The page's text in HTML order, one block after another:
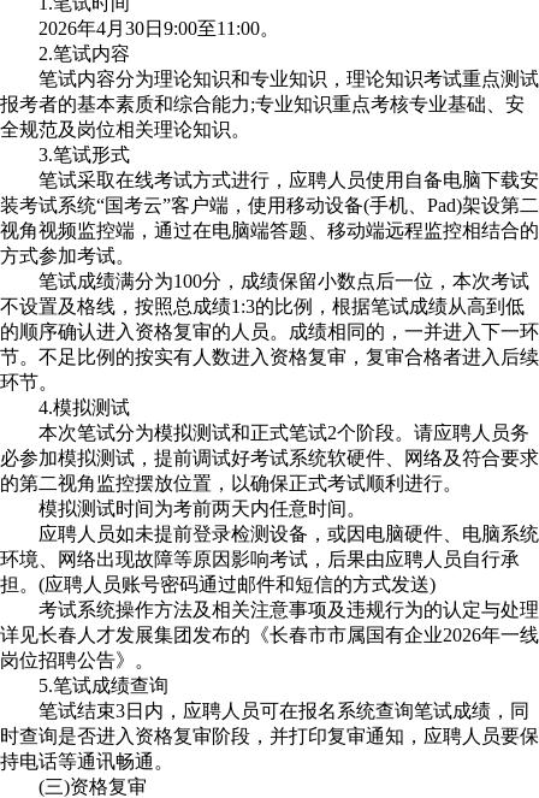
2026年4月30日9:00至11:00。
2.笔试内容
笔试内容分为理论知识和专业知识，理论知识考试重点测试
报考者的基本素质和综合能力;专业知识重点考核专业基础、安
全规范及岗位相关理论知识。
3.笔试形式
笔试采取在线考试方式进行，应聘人员使用自备电脑下载安
装考试系统“国考云”客户端，使用移动设备(手机、Pad)架设第二
视角视频监控端，通过在电脑端答题、移动端远程监控相结合的
方式参加考试。
笔试成绩满分为100分，成绩保留小数点后一位，本次考试
不设置及格线，按照总成绩1:3的比例，根据笔试成绩从高到低
的顺序确认进入资格复审的人员。成绩相同的，一并进入下一环
节。不足比例的按实有人数进入资格复审，复审合格者进入后续
环节。
4.模拟测试
本次笔试分为模拟测试和正式笔试2个阶段。请应聘人员务
必参加模拟测试，提前调试好考试系统软硬件、网络及符合要求
的第二视角监控摆放位置，以确保正式考试顺利进行。
模拟测试时间为考前两天内任意时间。
应聘人员如未提前登录检测设备，或因电脑硬件、电脑系统
环境、网络出现故障等原因影响考试，后果由应聘人员自行承
担。(应聘人员账号密码通过邮件和短信的方式发送)
考试系统操作方法及相关注意事项及违规行为的认定与处理
详见长春人才发展集团发布的《长春市市属国有企业2026年一线
岗位招聘公告》。
5.笔试成绩查询
笔试结束3日内，应聘人员可在报名系统查询笔试成绩，同
时查询是否进入资格复审阶段，并打印复审通知，应聘人员要保
持电话等通讯畅通。
(三)资格复审